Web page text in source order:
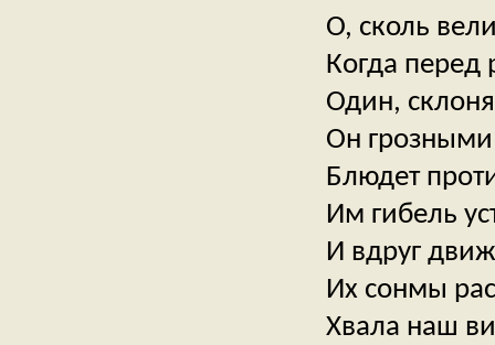
О, сколь
Когда
Один,
Он
Блюдет
Им гибель
И вдруг
Их сонмы
Хвала наш